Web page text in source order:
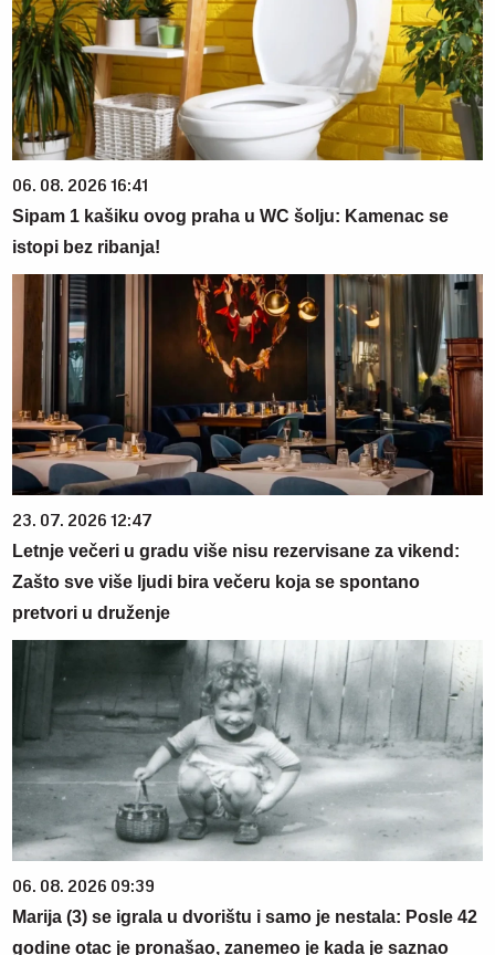
06. 08. 2026 16:41
Sipam 1 kašiku ovog praha u WC šolju: Kamenac se
istopi bez ribanja!
23. 07. 2026 12:47
Letnje večeri u gradu više nisu rezervisane za vikend:
Zašto sve više ljudi bira večeru koja se spontano
pretvori u druženje
06. 08. 2026 09:39
Marija (3) se igrala u dvorištu i samo je nestala: Posle 42
godine otac je pronašao, zanemeo je kada je saznao